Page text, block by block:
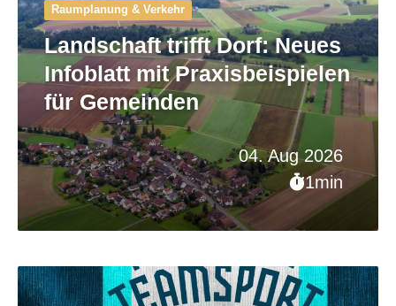
04. Aug 2026
1min
Raumplanung & Verkehr
Landschaft trifft Dorf: Neues
Infoblatt mit Praxisbeispielen
für Gemeinden